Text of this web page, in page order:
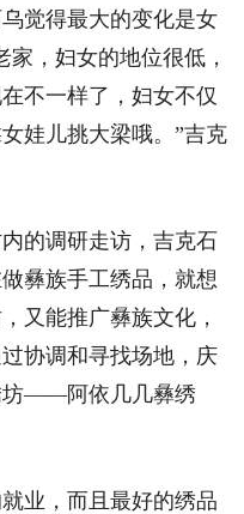
觉得最大的变化是女
，妇女的地位很低，
不一样了，妇女不仅
娃儿挑大梁哦。”吉克
的调研走访，吉克石
彝族手工绣品，就想
又能推广彝族文化，
协调和寻找场地，庆
坊——阿依几几彝绣
业，而且最好的绣品